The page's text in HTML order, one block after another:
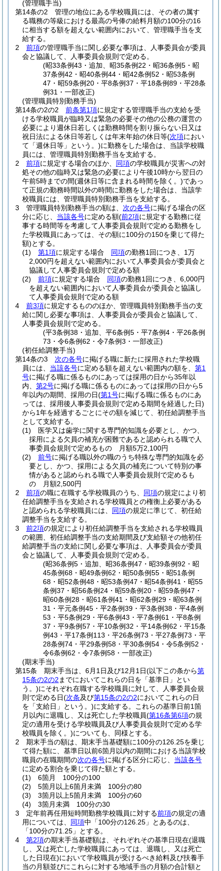
(管理職手当)
第14条の2
管理の地位にある学校職員には、その者の属す
る職務の等級における最高の号俸の給料月額の100分の16
に相当する額を超えない範囲内において、管理職手当を支
給する。
2
前項の管理職手当に関し必要な事項は、人事委員会が委員
会と協議して、人事委員会規則で定める。
(昭33条例43・追加、昭35条例22・昭36条例5・昭
37条例42・昭40条例44・昭42条例52・昭53条例
47・昭59条例20・平8条例37・平18条例89・平28条
例31・一部改正)
(管理職員特別勤務手当)
第14条の2の2
前条第1項に規定する管理職手当の支給を受
ける学校職員が臨時又は緊急の必要その他の公務の運営の
必要により週休日若しくは勤務時間を割り振らない日又は
祝日法による休日等若しくは年末年始の休日等(次項におい
て「週休日等」という。)に勤務をした場合は、当該学校職
員には、管理職員特別勤務手当を支給する。
2
前項に規定する場合のほか、 同項の学校職員が災害への対
処その他の臨時又は緊急の必要により午後10時から翌日の
午前5時までの間(週休日等に含まれる時間を除く。)であっ
て正規の勤務時間以外の時間に勤務をした場合は、当該学
校職員には、管理職員特別勤務手当を支給する。
3
管理職員特別勤務手当の額は、 次の各号に掲げる場合の区
分に応じ、 当該各号に定める額(前2項に規定する勤務に従
事する時間等を考慮して人事委員会規則で定める勤務をし
た学校職員にあっては、その額に100分の150を乗じて得た
額)とする。
(1)
第1項に規定する場合 同項の勤務1回につき、1万
2,000円を超えない範囲内において人事委員会が委員会と
協議して人事委員会規則で定める額
(2)
前項に規定する場合 同項の勤務1回につき、6,000円
を超えない範囲内において人事委員会が委員会と協議し
て人事委員会規則で定める額
4
前3項に規定するもののほか、管理職員特別勤務手当の支
給に関し必要な事項は、人事委員会が委員会と協議して、
人事委員会規則で定める。
(平3条例38・追加、平6条例5・平7条例4・平26条例
73・令6条例62・令7条例3・一部改正)
(初任給調整手当)
第14条の3
次の各号に掲げる職に新たに採用された学校職
員には、 当該各号に定める額を超えない範囲内の額を、 第1
号に掲げる職に係るものにあっては採用の日から35年以
内、 第2号に掲げる職に係るものにあっては採用の日から5
年以内の期間、採用の日(第1号に掲げる職に係るものにあ
っては、採用後人事委員会規則で定める期間を経過した日)
から1年を経過するごとにその額を減じて、初任給調整手当
として支給する。
(1)
医学又は歯学に関する専門的知識を必要とし、かつ、
採用による欠員の補充が困難であると認められる職で人
事委員会規則で定めるもの 月額5万2,100円
(2)
前号に掲げる職以外の職のうち特殊な専門的知識を必
要とし、かつ、採用による欠員の補充について特別の事
情があると認められる職で人事委員会規則で定めるも
の 月額2,500円
2
前項の職に在職する学校職員のうち、 同項の規定により初
任給調整手当を支給される学校職員との権衡上必要がある
と認められる学校職員には、 同項の規定に準じて、初任給
調整手当を支給する。
3
前2項の規定により初任給調整手当を支給される学校職員
の範囲、初任給調整手当の支給期間及び支給額その他初任
給調整手当の支給に関し必要な事項は、人事委員会が委員
会と協議して、人事委員会規則で定める。
(昭36条例5・追加、昭36条例47・昭39条例92・昭
45条例68・昭49条例62・昭50条例55・昭51条例
68・昭52条例48・昭53条例47・昭54条例41・昭55
条例37・昭56条例24・昭59条例20・昭59条例47・
昭60条例28・昭61条例41・昭62条例29・昭63条例
31・平元条例45・平2条例39・平3条例38・平4条例
53・平5条例29・平6条例43・平7条例61・平8条例
37・平9条例57・平10条例32・平14条例62・平15条
例43・平17条例113・平26条例73・平27条例73・平
28条例74・平29条例58・平30条例54・令5条例52・
令6条例62・令7条例58・一部改正)
(期末手当)
第15条
期末手当は、6月1日及び12月1日(以下この条から第
15条の2の2 までにおいてこれらの日を「基準日」とい
う。)にそれぞれ在職する学校職員に対して、人事委員会規
則で定める日(次条及び第15条の2の2においてこれらの日
を「支給日」という。)に支給する。
これらの基準日前1箇
月以内に退職し、又は死亡した学校職員(第16条第6項の規
定の適用を受ける学校職員及び人事委員会規則で定める学
校職員を除く。)についても、同様とする。
2
期末手当の額は、期末手当基礎額に100分の126.25を乗じ
て得た額に、基準日以前6箇月以内の期間における当該学校
職員の在職期間の次の各号に掲げる区分に応じ、 当該各号
に定める割合を乗じて得た額とする。
(1)
6箇月 100分の100
(2)
5箇月以上6箇月未満 100分の80
(3)
3箇月以上5箇月未満 100分の60
(4)
3箇月未満 100分の30
3
定年前再任用短時間勤務学校職員に対する前項の規定の適
用については、 同項中「100分の126.25」とあるのは、
「100分の71.25」とする。
4
第2項の期末手当基礎額は、それぞれその基準日現在(退職
し、又は死亡した学校職員にあっては、退職し、又は死亡
した日現在)において学校職員が受けるべき給料及び扶養手
当の月額並びにこれらに対する地域手当の月額の合計額と